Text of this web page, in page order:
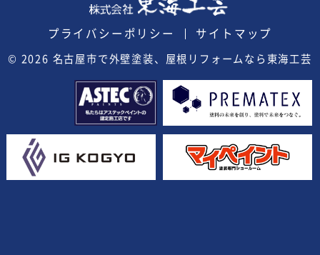
プライバシーポリシー サイトマップ
© 2026 名古屋市で外壁塗装、屋根リフォームなら東海工芸